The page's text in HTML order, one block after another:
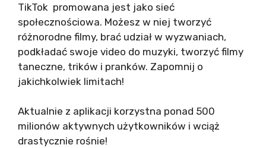
TikTok promowana jest jako sieć
społecznościowa. Możesz w niej tworzyć
różnorodne filmy, brać udział w wyzwaniach,
podkładać swoje video do muzyki, tworzyć filmy
taneczne, trików i pranków. Zapomnij o
jakichkolwiek limitach!
Aktualnie z aplikacji korzystna ponad 500
milionów aktywnych użytkowników i wciąż
drastycznie rośnie!